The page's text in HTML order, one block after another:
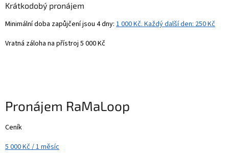
Krátkodobý pronájem
Minimální doba zapůjčení jsou 4 dny: 1 000 Kč. Každý další den: 250 Kč
Vratná záloha na přístroj 5 000 Kč
Pronájem RaMaLoop
Ceník
5 000 Kč / 1 měsíc